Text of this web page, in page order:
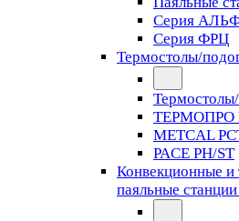
Серия
Серия ФРЦ
Термостолы/
METCAL
PACE PH/ST
Конвекционные
паяльные станции